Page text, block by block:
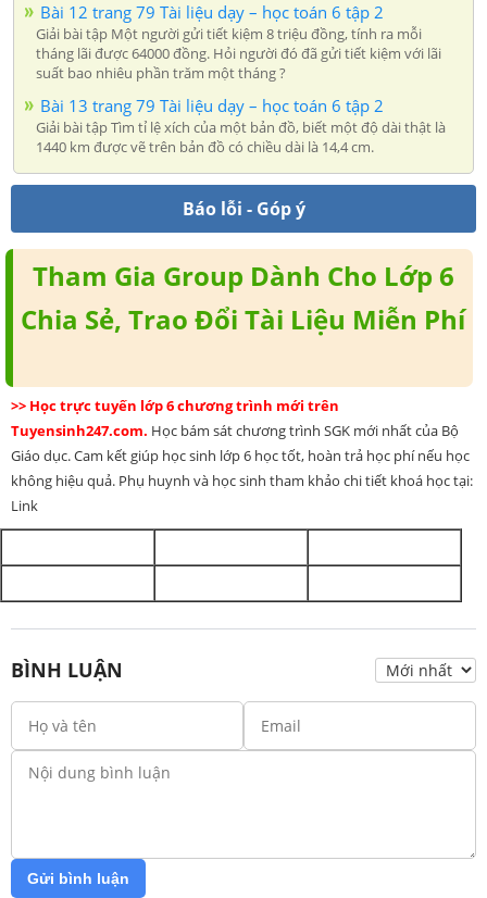
Bài 12 trang 79 Tài liệu dạy – học toán 6 tập 2
Giải bài tập Một người gửi tiết kiệm 8 triệu đồng, tính ra mỗi
tháng lãi được 64000 đồng. Hỏi người đó đã gửi tiết kiệm với lãi
suất bao nhiêu phần trăm một tháng ?
Bài 13 trang 79 Tài liệu dạy – học toán 6 tập 2
Giải bài tập Tìm tỉ lệ xích của một bản đồ, biết một độ dài thật là
1440 km được vẽ trên bản đồ có chiều dài là 14,4 cm.
Báo lỗi - Góp ý
Tham Gia Group Dành Cho Lớp 6
Chia Sẻ, Trao Đổi Tài Liệu Miễn Phí
>> Học trực tuyến lớp 6 chương trình mới trên
Tuyensinh247.com. Học bám sát chương trình SGK mới nhất của Bộ
Giáo dục. Cam kết giúp học sinh lớp 6 học tốt, hoàn trả học phí nếu học
không hiệu quả. Phụ huynh và học sinh tham khảo chi tiết khoá học tại:
Link
BÌNH LUẬN
Gửi bình luận